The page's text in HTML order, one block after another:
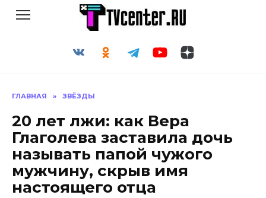
ГЛАВНАЯ » ЗВЁЗДЫ
20 лет лжи: как Вера
Глаголева заставила дочь
называть папой чужого
мужчину, скрыв имя
настоящего отца